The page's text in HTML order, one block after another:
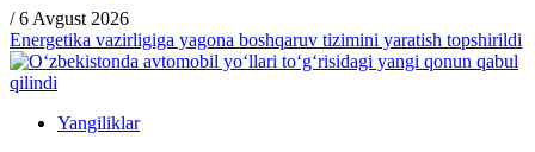
/ 6 Avgust 2026
Energetika vazirligiga yagona boshqaruv tizimini yaratish topshirildi
Yangiliklar